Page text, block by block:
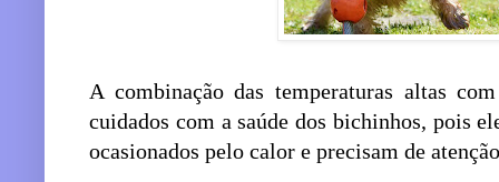
A combinação das temperaturas altas
cuidados com a saúde dos bichinhos, pois
ocasionados pelo calor e precisam de